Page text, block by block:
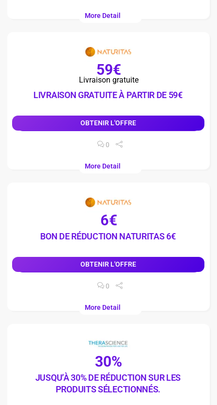
More Detail
59€
Livraison gratuite
LIVRAISON GRATUITE À PARTIR DE 59€
OBTENIR L'OFFRE
0
More Detail
6€
BON DE RÉDUCTION NATURITAS 6€
OBTENIR L'OFFRE
0
More Detail
30%
JUSQU’À 30% DE RÉDUCTION SUR LES
PRODUITS SÉLECTIONNÉS.